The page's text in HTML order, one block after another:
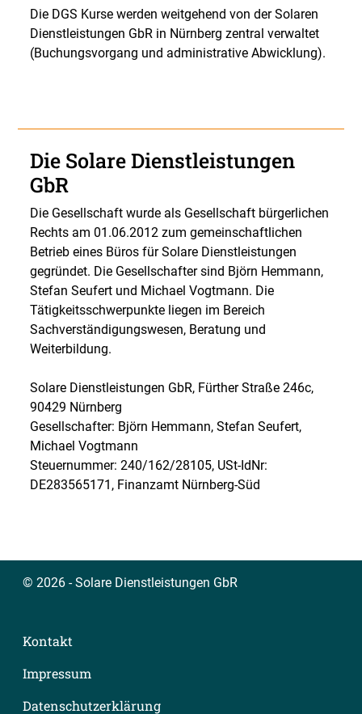
Die DGS Kurse werden weitgehend von der Solaren
Dienstleistungen GbR in Nürnberg zentral verwaltet
(Buchungsvorgang und administrative Abwicklung).
Die Solare Dienstleistungen
GbR
Die Gesellschaft wurde als Gesellschaft bürgerlichen
Rechts am 01.06.2012 zum gemeinschaftlichen
Betrieb eines Büros für Solare Dienstleistungen
gegründet. Die Gesellschafter sind Björn Hemmann,
Stefan Seufert und Michael Vogtmann. Die
Tätigkeitsschwerpunkte liegen im Bereich
Sachverständigungswesen, Beratung und
Weiterbildung.
Solare Dienstleistungen GbR, Fürther Straße 246c,
90429 Nürnberg
Gesellschafter: Björn Hemmann, Stefan Seufert,
Michael Vogtmann
Steuernummer: 240/162/28105, USt-IdNr:
DE283565171, Finanzamt Nürnberg-Süd
© 2026 - Solare Dienstleistungen GbR
Kontakt
Impressum
Datenschutzerklärung